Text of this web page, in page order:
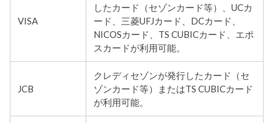
VISA
したカード（セゾンカード等）、UCカ
ード、三菱UFJカード、DCカード、
NICOSカード、TS CUBICカード、エポ
スカードが利用可能。
JCB
クレディセゾンが発行したカード（セ
ゾンカード等）またはTS CUBICカード
が利用可能。